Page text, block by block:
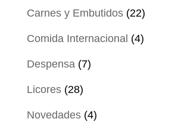
producto
Carnes y Embutidos 2222
Comida Internacional 44
Despensa 77
Licores 2828
productos
Novedades 44